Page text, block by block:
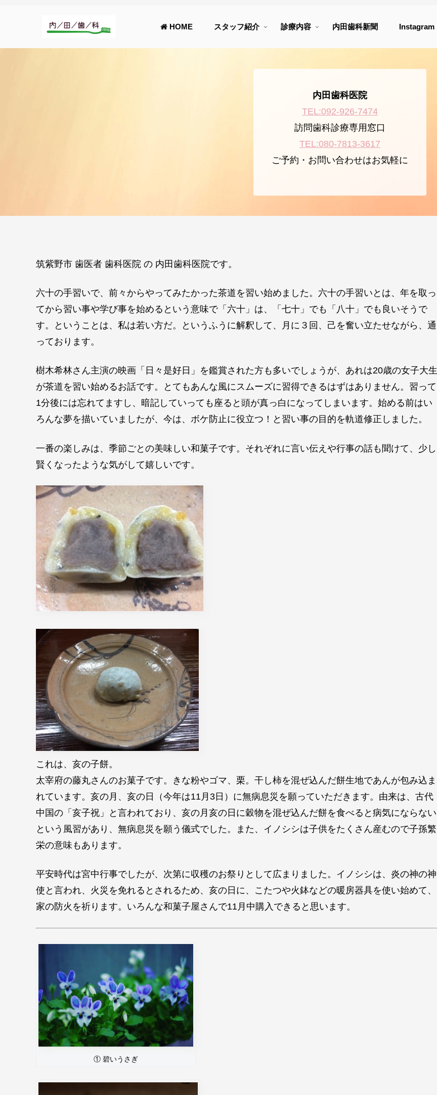
HOME スタッフ紹介 診療内容 内田歯科新聞 Instagram
内田歯科医院
TEL:092-926-7474
訪問歯科診療専用窓口
TEL:080-7813-3617
ご予約・お問い合わせはお気軽に
筑紫野市 歯医者 歯科医院 の 内田歯科医院です。
六十の手習いで、前々からやってみたかった茶道を習い始めました。六十の手習いとは、年を取っ
てから習い事や学び事を始めるという意味で「六十」は、「七十」でも「八十」でも良いそうで
す。ということは、私は若い方だ。というふうに解釈して、月に３回、己を奮い立たせながら、通
っております。
樹木希林さん主演の映画「日々是好日」を鑑賞された方も多いでしょうが、あれは20歳の女子大生
が茶道を習い始めるお話です。とてもあんな風にスムーズに習得できるはずはありません。習って
1分後には忘れてますし、暗記していっても座ると頭が真っ白になってしまいます。始める前はい
ろんな夢を描いていましたが、今は、ボケ防止に役立つ！と習い事の目的を軌道修正しました。
一番の楽しみは、季節ごとの美味しい和菓子です。それぞれに言い伝えや行事の話も聞けて、少し
賢くなったような気がして嬉しいです。
これは、亥の子餅。
太宰府の藤丸さんのお菓子です。きな粉やゴマ、栗。干し柿を混ぜ込んだ餅生地であんが包み込ま
れています。亥の月、亥の日（今年は11月3日）に無病息災を願っていただきます。由来は、古代
中国の「亥子祝」と言われており、亥の月亥の日に穀物を混ぜ込んだ餅を食べると病気にならない
という風習があり、無病息災を願う儀式でした。また、イノシシは子供をたくさん産むので子孫繁
栄の意味もあります。
平安時代は宮中行事でしたが、次第に収穫のお祭りとして広まりました。イノシシは、炎の神の神
使と言われ、火災を免れるとされるため、亥の日に、こたつや火鉢などの暖房器具を使い始めて、
家の防火を祈ります。いろんな和菓子屋さんで11月中購入できると思います。
① 碧いうさぎ